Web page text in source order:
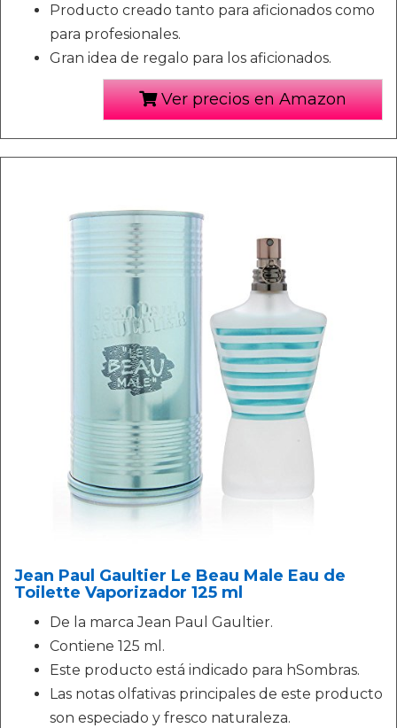
Producto creado tanto para aficionados como
para profesionales.
Gran idea de regalo para los aficionados.
Ver precios en Amazon
Jean Paul Gaultier Le Beau Male Eau de
Toilette Vaporizador 125 ml
De la marca Jean Paul Gaultier.
Contiene 125 ml.
Este producto está indicado para hSombras.
Las notas olfativas principales de este producto
son especiado y fresco naturaleza.